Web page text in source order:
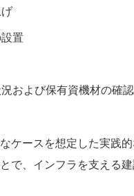
置
および保有資機材の確認
ケースを想定した実践
で、インフラを支える